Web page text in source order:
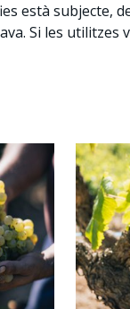
està subjecte,
Si les utilitzes